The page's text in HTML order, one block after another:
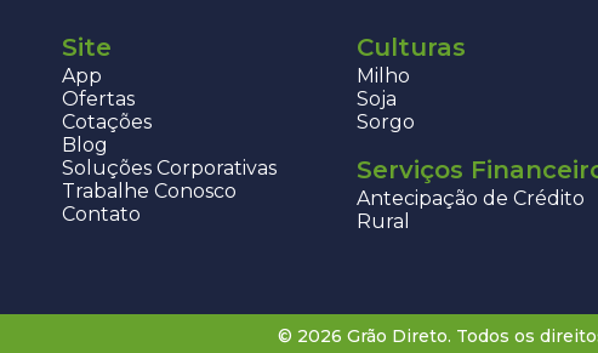
Site
App
Ofertas
Cotações
Blog
Soluções Corporativas
Trabalhe Conosco
Contato
Culturas
Milho
Soja
Sorgo
Serviços
Antecipação de Crédito
Rural
© 2026 Grão Direto. Todos os